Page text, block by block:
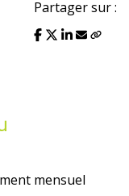
Partager sur :
mensuel